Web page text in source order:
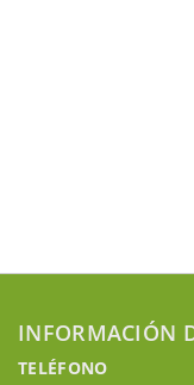
INFORMACIÓN
TELÉFONO